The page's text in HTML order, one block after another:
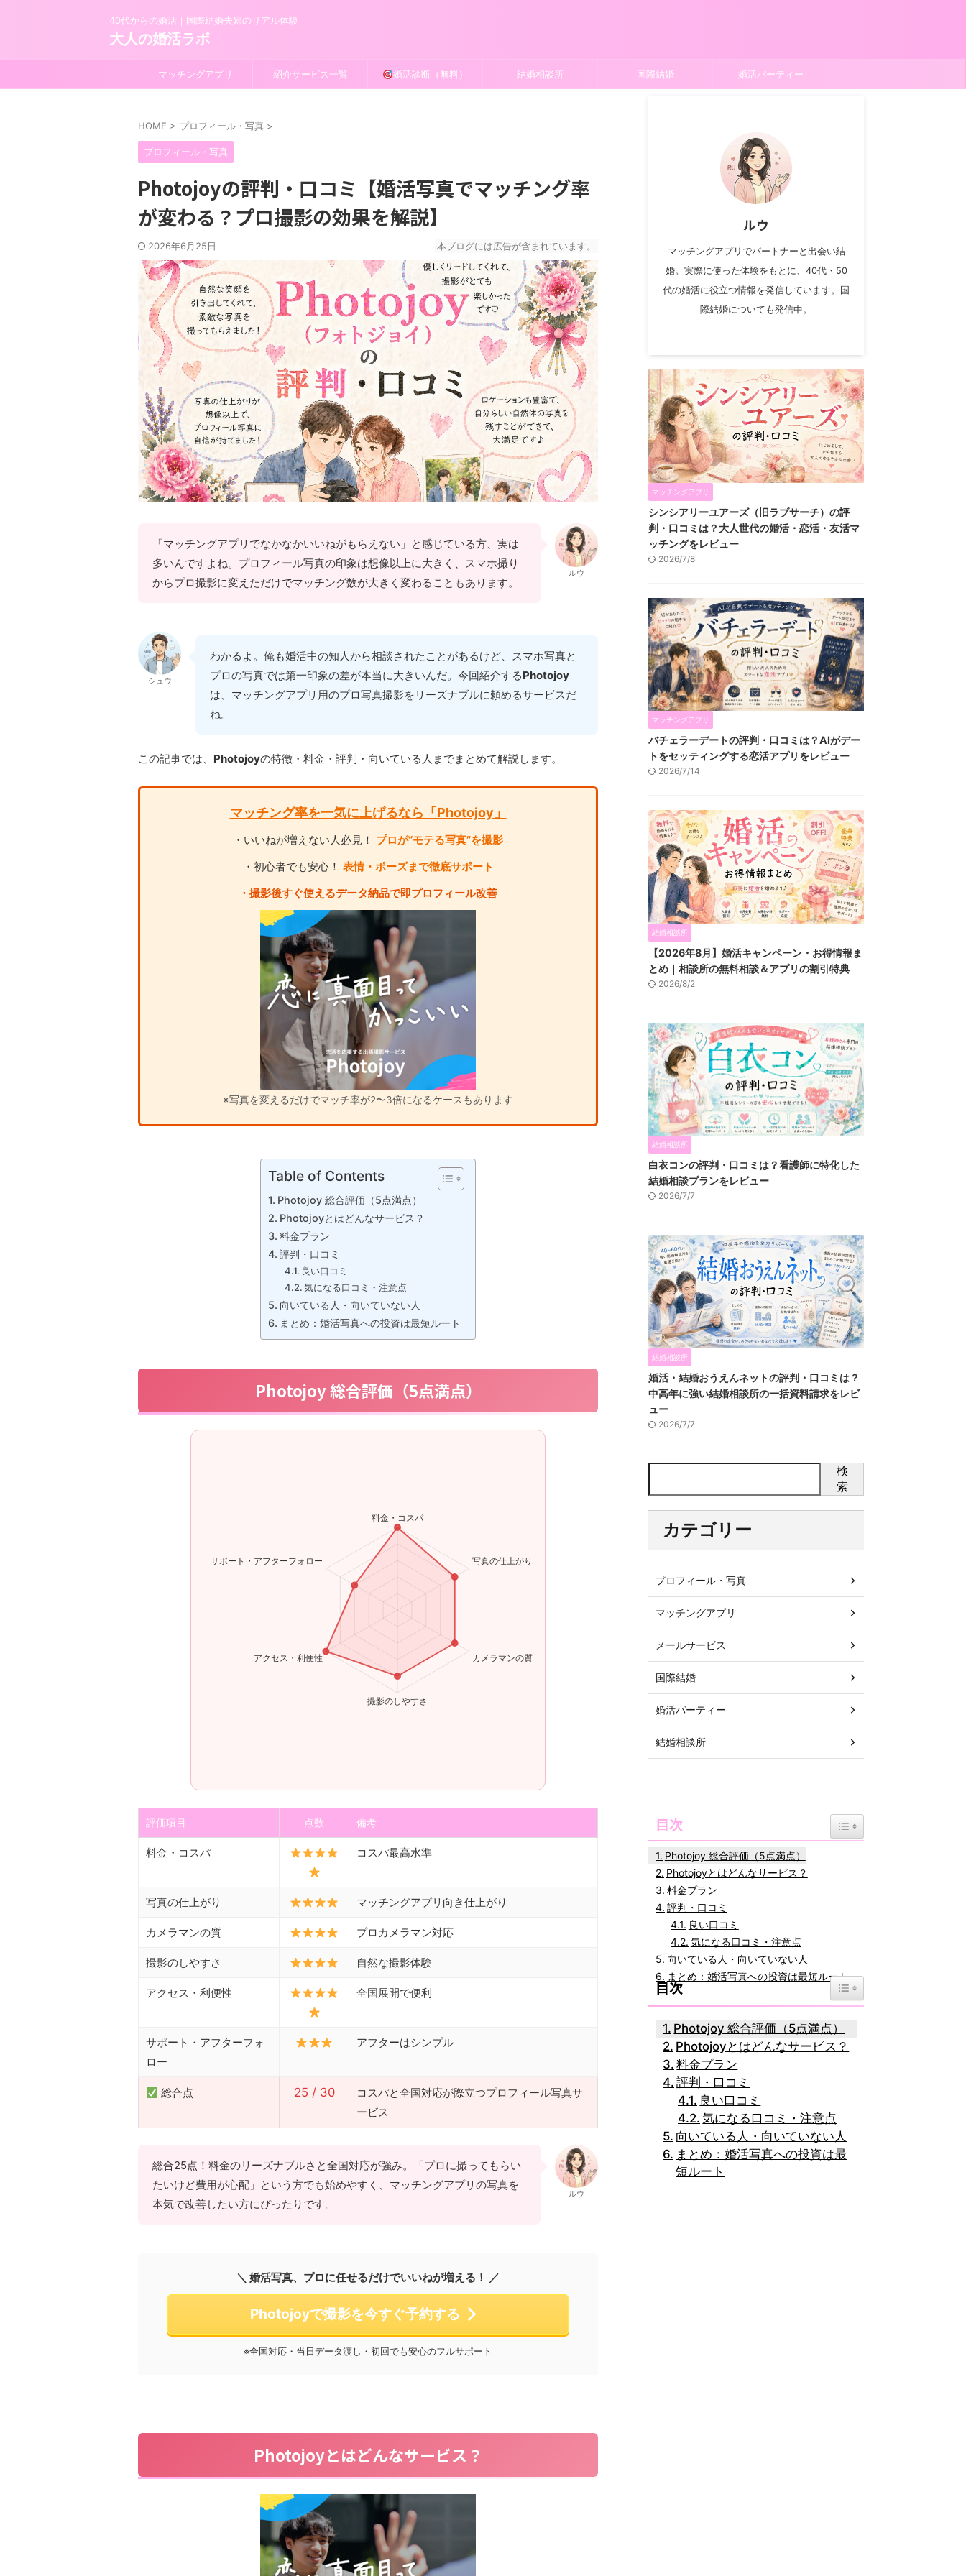
40代からの婚活｜国際結婚夫婦のリアル体験
大人の婚活ラボ
マッチングアプリ 紹介サービス一覧 婚活診断（無料） 結婚相談所 国際結婚 婚活パーティー
HOME > プロフィール・写真 >
プロフィール・写真
Photojoyの評判・口コミ【婚活写真でマッチング率
が変わる？プロ撮影の効果を解説】
2026年6月25日 本ブログには広告が含まれています。
「マッチングアプリでなかなかいいねがもらえない」と感じている方、実は
多いんですよね。プロフィール写真の印象は想像以上に大きく、スマホ撮り
からプロ撮影に変えただけでマッチング数が大きく変わることもあります。
ルウ
シュウ
わかるよ。俺も婚活中の知人から相談されたことがあるけど、スマホ写真と
プロの写真では第一印象の差が本当に大きいんだ。今回紹介するPhotojoy
は、マッチングアプリ用のプロ写真撮影をリーズナブルに頼めるサービスだ
ね。
この記事では、 Photojoyの特徴・料金・評判・向いている人までまとめて解説します。
マッチング率を一気に上げるなら「Photojoy」
・いいねが増えない人必見！ プロが“モテる写真”を撮影
・初心者でも安心！ 表情・ポーズまで徹底サポート
・撮影後すぐ使えるデータ納品で即プロフィール改善
※写真を変えるだけでマッチ率が2〜3倍になるケースもあります
Table of Contents
Photojoy 総合評価（5点満点）
Photojoyとはどんなサービス？
料金プラン
評判・口コミ
良い口コミ
気になる口コミ・注意点
向いている人・向いていない人
まとめ：婚活写真への投資は最短ルート
Photojoy 総合評価（5点満点）
評価項目 点数 備考
料金・コスパ コスパ最高水準
写真の仕上がり マッチングアプリ向き仕上がり
カメラマンの質 プロカメラマン対応
撮影のしやすさ 自然な撮影体験
アクセス・利便性 全国展開で便利
サポート・アフターフォ
ロー
アフターはシンプル
総合点 25 / 30
コスパと全国対応が際立つプロフィール写真サ
ービス
総合25点！料金のリーズナブルさと全国対応が強み。「プロに撮ってもらい
たいけど費用が心配」という方でも始めやすく、マッチングアプリの写真を
本気で改善したい方にぴったりです。
ルウ
＼ 婚活写真、プロに任せるだけでいいねが増える！ ／
Photojoyで撮影を今すぐ予約する
※全国対応・当日データ渡し・初回でも安心のフルサポート
Photojoyとはどんなサービス？
ルウ
マッチングアプリでパートナーと出会い結
婚。実際に使った体験をもとに、40代・50
代の婚活に役立つ情報を発信しています。国
際結婚についても発信中。
マッチングアプリ
シンシアリーユアーズ（旧ラブサーチ）の評
判・口コミは？大人世代の婚活・恋活・友活マ
ッチングをレビュー
2026/7/8
マッチングアプリ
バチェラーデートの評判・口コミは？AIがデー
トをセッティングする恋活アプリをレビュー
2026/7/14
結婚相談所
【2026年8月】婚活キャンペーン・お得情報ま
とめ｜相談所の無料相談＆アプリの割引特典
2026/8/2
結婚相談所
白衣コンの評判・口コミは？看護師に特化した
結婚相談プランをレビュー
2026/7/7
結婚相談所
婚活・結婚おうえんネットの評判・口コミは？
中高年に強い結婚相談所の一括資料請求をレビ
ュー
2026/7/7
検
索
カテゴリー
プロフィール・写真
マッチングアプリ
メールサービス
国際結婚
婚活パーティー
結婚相談所
目次 Toggle Table of Content
Photojoy 総合評価（5点満点）
Photojoyとはどんなサービス？
料金プラン
評判・口コミ
良い口コミ
気になる口コミ・注意点
向いている人・向いていない人
まとめ：婚活写真への投資は最短ルート
目次 Toggle Table of Content
Photojoy 総合評価（5点満点）
Photojoyとはどんなサービス？
料金プラン
評判・口コミ
良い口コミ
気になる口コミ・注意点
向いている人・向いていない人
まとめ：婚活写真への投資は最
短ルート